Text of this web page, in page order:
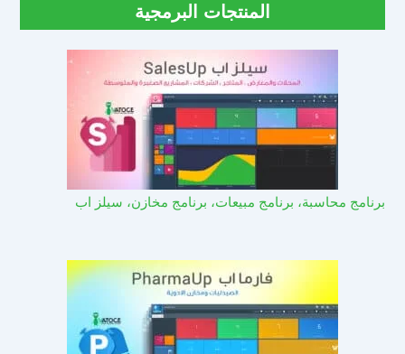
المنتجات البرمجية
برنامج محاسبة، برنامج مبيعات، برنامج مخازن، سيلز اب